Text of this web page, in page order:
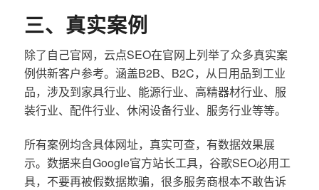
三、真实案例
除了自己官网，云点SEO在官网上列举了众多真实案
例供新客户参考。涵盖B2B、B2C，从日用品到工业
品，涉及到家具行业、能源行业、高精器材行业、服
装行业、配件行业、休闲设备行业、服务行业等等。
所有案例均含具体网址，真实可查，有数据效果展
示。数据来自Google官方站长工具，谷歌SEO必用工
具，不要再被假数据欺骗，很多服务商根本不敢告诉